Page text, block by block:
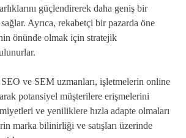
güçlendirerek daha geniş bir
Ayrıca, rekabetçi bir pazarda öne
önünde olmak için stratejik
ve SEM uzmanları, işletmelerin online
potansiyel müşterilere erişmelerini
ve yeniliklere hızla adapte olmaları
marka bilinirliği ve satışları üzerinde